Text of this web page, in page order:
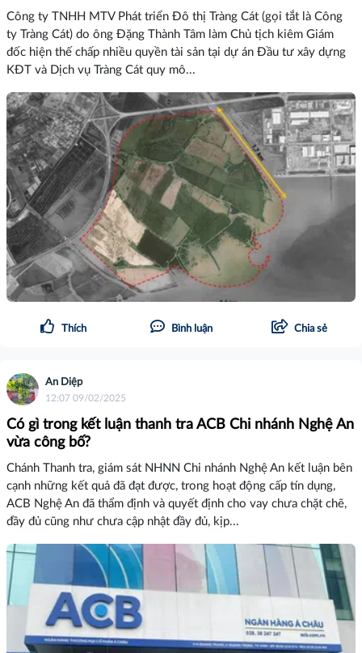
Công ty TNHH MTV Phát triển Đô thị Tràng Cát (gọi tắt là Công
ty Tràng Cát) do ông Đặng Thành Tâm làm Chủ tịch kiêm Giám
đốc hiện thế chấp nhiều quyền tài sản tại dự án Đầu tư xây dựng
KĐT và Dịch vụ Tràng Cát quy mô...
Thích Bình luận Chia sẻ
An Diệp
12:07 09/02/2025
Có gì trong kết luận thanh tra ACB Chi nhánh Nghệ An
vừa công bố?
Chánh Thanh tra, giám sát NHNN Chi nhánh Nghệ An kết luận bên
cạnh những kết quả đã đạt được, trong hoạt động cấp tín dụng,
ACB Nghệ An đã thẩm định và quyết định cho vay chưa chặt chẽ,
đầy đủ cũng như chưa cập nhật đầy đủ, kịp...